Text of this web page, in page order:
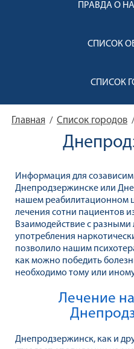
ПРАВДА О
СПИСОК
СПИСОК
Главная / Список городов /
Информация для
Днепродзержинске или
нашем реабилитационном
лечения сотни пациентов
Взаимодействие с
употребления
позволило нашим
как можно победить
необходимо тому или
Лечение
Днепродзержинск, как и